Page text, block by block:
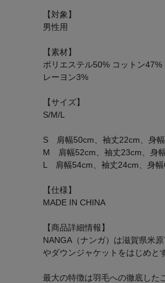
【対象】
男性用
【素材】
ポリエステル50% コットン47%
レーヨン3%
【サイズ】
S/M/L
S 肩幅50cm、袖丈22cm、身
M 肩幅52cm、袖丈23cm、身
L 肩幅54cm、袖丈24cm、身幅
【仕様】
MADE IN CHINA
【商品詳細情報】
NANGA（ナンガ）は滋賀県米
やダウンジャケットをはじめと
最大の特徴は羽毛への徹底した